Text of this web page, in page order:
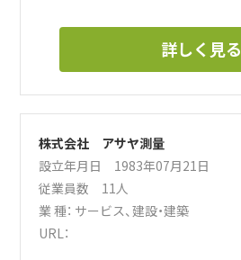
詳しく見る
株式会社 アサヤ測量
設立年月日 1983年07月21日
従業員数 11人
業 種： サービス、建設・建築
URL：